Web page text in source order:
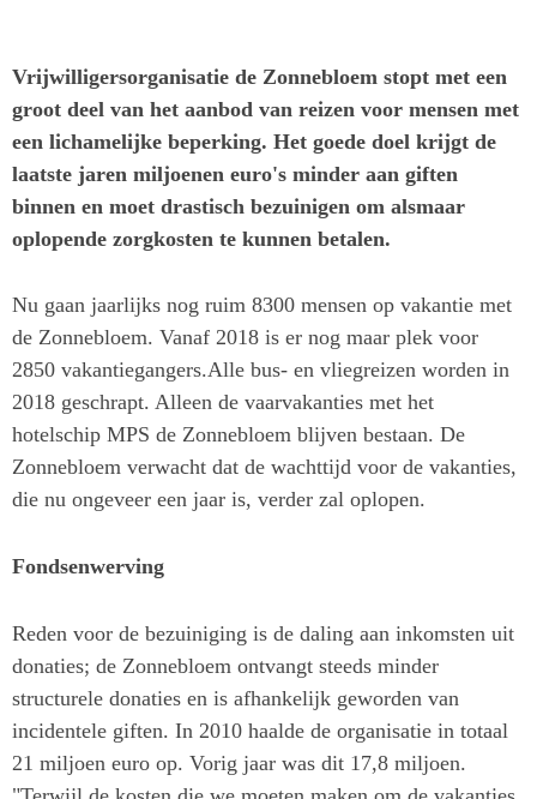
Vrijwilligersorganisatie de Zonnebloem stopt met een
groot deel van het aanbod van reizen voor mensen met
een lichamelijke beperking. Het goede doel krijgt de
laatste jaren miljoenen euro's minder aan giften
binnen en moet drastisch bezuinigen om alsmaar
oplopende zorgkosten te kunnen betalen.
Nu gaan jaarlijks nog ruim 8300 mensen op vakantie met
de Zonnebloem. Vanaf 2018 is er nog maar plek voor
2850 vakantiegangers.Alle bus- en vliegreizen worden in
2018 geschrapt. Alleen de vaarvakanties met het
hotelschip MPS de Zonnebloem blijven bestaan. De
Zonnebloem verwacht dat de wachttijd voor de vakanties,
die nu ongeveer een jaar is, verder zal oplopen.
Fondsenwerving
Reden voor de bezuiniging is de daling aan inkomsten uit
donaties; de Zonnebloem ontvangt steeds minder
structurele donaties en is afhankelijk geworden van
incidentele giften. In 2010 haalde de organisatie in totaal
21 miljoen euro op. Vorig jaar was dit 17,8 miljoen.